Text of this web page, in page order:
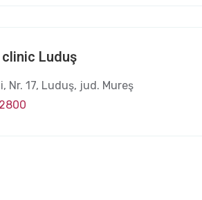
Luduş
Nr. 17, Luduş, jud. Mureş